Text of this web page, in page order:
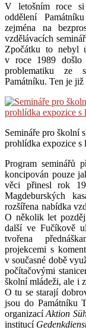
V letošním roce si
oddělení
zejména na
vzdělávacích
Zpočátku to nebyl
v roce 1989 došlo
problematiku ze
Památníku. Ten je již
Semináře pro školní
prohlídka expozice s
Program seminářů
koncipován pouze
věci přinesl rok
Magdeburských
rozšířena nabídka
O několik let
další ve Fučíkově
tvořena
projekcemi s
v současné době
počítačovými
školní mládeži, ale i
O tu se starají
jsou do Památníku
organizacíAktion
institucí